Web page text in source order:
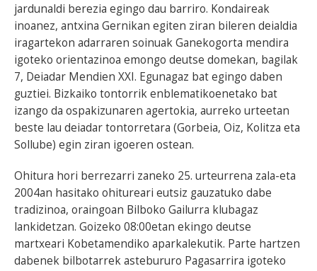
jardunaldi berezia egingo dau barriro. Kondaireak
inoanez, antxina Gernikan egiten ziran bileren deialdia
iragartekon adarraren soinuak Ganekogorta mendira
igoteko orientazinoa emongo deutse domekan, bagilak
7, Deiadar Mendien XXI. Egunagaz bat egingo daben
guztiei. Bizkaiko tontorrik enblematikoenetako bat
izango da ospakizunaren agertokia, aurreko urteetan
beste lau deiadar tontorretara (Gorbeia, Oiz, Kolitza eta
Sollube) egin ziran igoeren ostean.
Ohitura hori berrezarri zaneko 25. urteurrena zala-eta
2004an hasitako ohitureari eutsiz gauzatuko dabe
tradizinoa, oraingoan Bilboko Gailurra klubagaz
lankidetzan. Goizeko 08:00etan ekingo deutse
martxeari Kobetamendiko aparkalekutik. Parte hartzen
dabenek bilbotarrek astebururo Pagasarrira igoteko